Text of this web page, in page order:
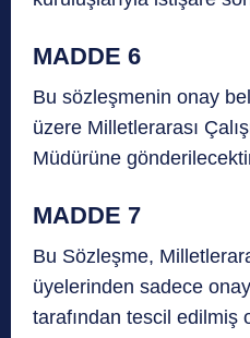
MADDE 6
Bu sözleşmenin onay
üzere Milletlerarası
Müdürüne
MADDE 7
Bu Sözleşme,
üyelerinden sadece
tarafından tescil edilmiş